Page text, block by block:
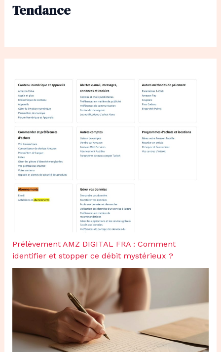
Tendance
Prélèvement AMZ DIGITAL FRA : Comment
identifier et stopper ce débit mystérieux ?